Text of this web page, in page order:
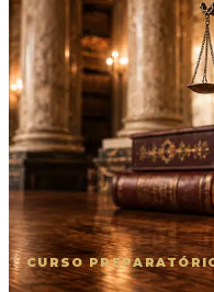
Magistratura
Magistratura
Magistratura
2ª Fase TRF2
Oral
Magistratura
CURSO